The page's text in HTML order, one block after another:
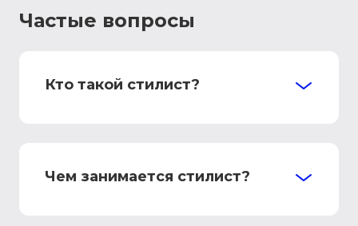
Частые вопросы
Кто такой стилист?
Чем занимается стилист?